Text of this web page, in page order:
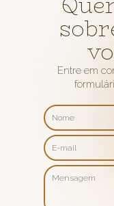
Entre em